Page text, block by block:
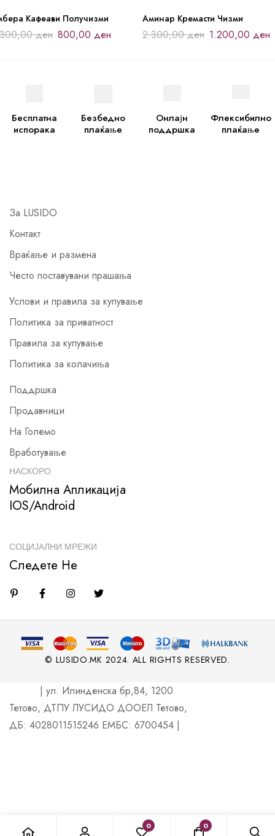
Кафеави Получизми
ден 800,00 ден
Аминар Кремасти Чизми
2.300,00ден 1.200,00 ден
Бесплатна
испорака
Безбедно
плаќање
Онлајн
поддршка
Флексибилно
плаќање
За LUSIDO
Контакт
Враќање и размена
Често поставувани прашања
Услови и правила за купување
Политика за приватност
Правила за купување
Политика за колачиња
Поддршка
Продавници
На Големо
Вработување
НАСКОРО
Мобилна Апликација
IOS/Android
СОЦИЈАЛНИ МРЕЖИ
Следете Не
© LUSIDO.MK 2024. ALL RIGHTS RESERVED.
| ул. Илинденска бр,84, 1200
Тетово, ДТПУ ЛУСИДО ДООЕЛ Тетово,
ДБ: 4028011515246 ЕМБС: 6700454 |
0 0